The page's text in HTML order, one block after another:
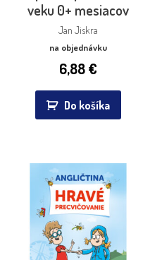
veku 0+ mesiacov
Jan Jiskra
na objednávku
6,88€
Do košíka